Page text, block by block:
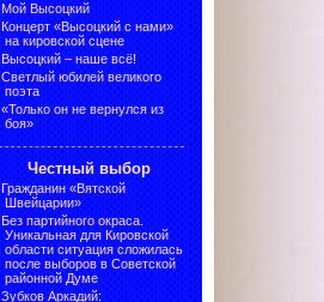
Мой Высоцкий
Концерт «Высоцкий с нами»
на кировской сцене
Высоцкий – наше всё!
Светлый юбилей великого
поэта
«Только он не вернулся из
боя»
Честный выбор
Гражданин «Вятской
Швейцарии»
Без партийного окраса.
Уникальная для Кировской
области ситуация сложилась
после выборов в Советской
районной Думе
Зубков Аркадий: